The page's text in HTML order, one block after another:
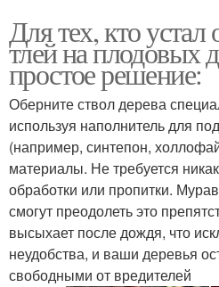
Для тех, кто устал
тлей на плодовых
простое решение:
Оберните ствол дерева
используя наполнитель для
(например, синтепон,
материалы. Не требуется
обработки или пропитки.
смогут преодолеть это
высыхает после дождя, что
неудобства, и ваши деревья
свободными от вредителей